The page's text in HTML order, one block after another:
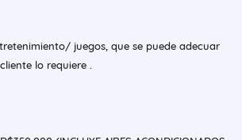
juegos, que se puede adecuar
lo requiere .